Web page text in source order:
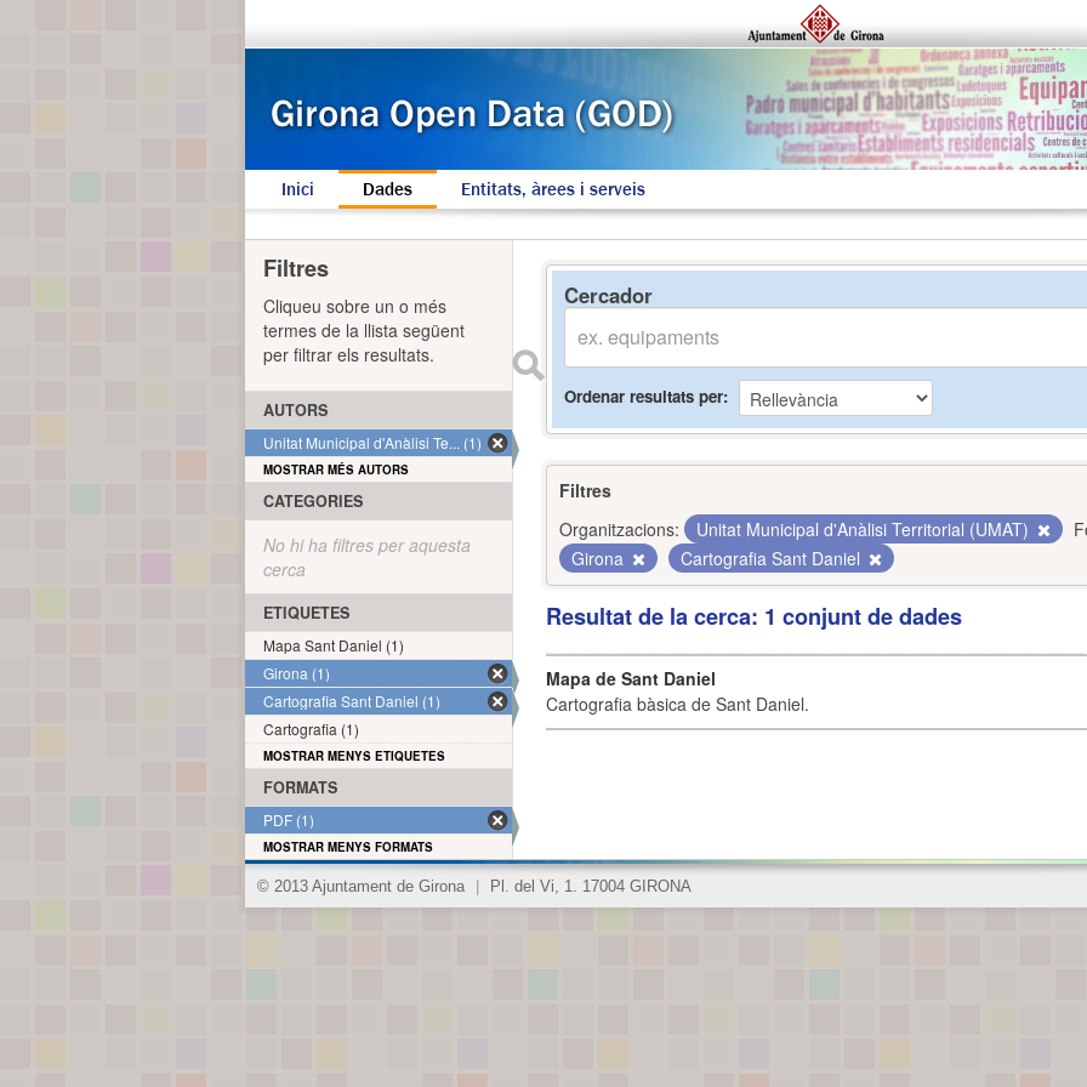
Inici Dades Entitats, àrees i serveis
Cercador
Ordenar resultats per
Filtres
Organitzacions:
Unitat Municipal d'Anàlisi Territorial (UMAT)
Girona
Cartografia Sant Daniel
Resultat de la cerca: 1 conjunt de dades
Mapa de Sant Daniel
Cartografia bàsica de Sant Daniel.
Filtres
Cliqueu sobre un o més
termes de la llista següent
per filtrar els resultats.
AUTORS
Unitat Municipal d'Anàlisi Te... (1)
MOSTRAR MÉS AUTORS
CATEGORIES
No hi ha filtres per aquesta
cerca
ETIQUETES
Mapa Sant Daniel (1)
Girona (1)
Cartografia Sant Daniel (1)
Cartografia (1)
MOSTRAR MENYS ETIQUETES
FORMATS
PDF (1)
MOSTRAR MENYS FORMATS
© 2013 Ajuntament de Girona Pl. del Vi, 1. 17004 GIRONA